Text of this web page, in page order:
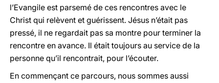
l’Evangile est parsemé de ces rencontres avec le
Christ qui relèvent et guérissent. Jésus n’était pas
pressé, il ne regardait pas sa montre pour terminer la
rencontre en avance. Il était toujours au service de la
personne qu’il rencontrait, pour l’écouter.
En commençant ce parcours, nous sommes aussi